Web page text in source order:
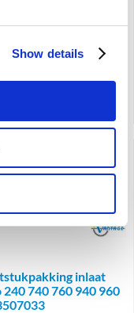
Show details
Excl. BTW
3517068
Brand
inlaat
240 740 760 940 960